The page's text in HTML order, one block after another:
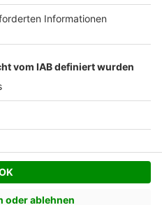
GmbH - 2026
Facebook
Twitter